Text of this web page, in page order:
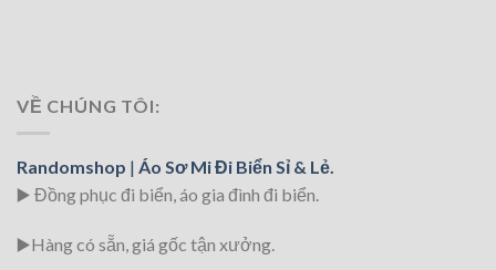
VỀ CHÚNG TÔI:
Randomshop | Áo Sơ Mi Đi Biển Sỉ & Lẻ.
▶️ Đồng phục đi biển , áo gia đình đi biển.
▶️Hàng có sẵn, giá gốc tận xưởng.